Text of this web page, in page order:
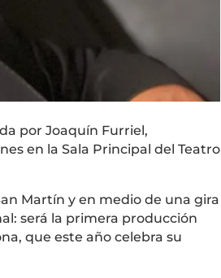
por Joaquín Furriel,
en la Sala Principal del Teatro
Martín y en medio de una gira
será la primera producción
, que este año celebra su